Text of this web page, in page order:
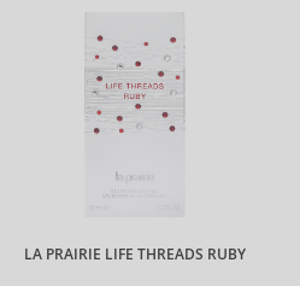
LA PRAIRIE LIFE THREADS RUBY